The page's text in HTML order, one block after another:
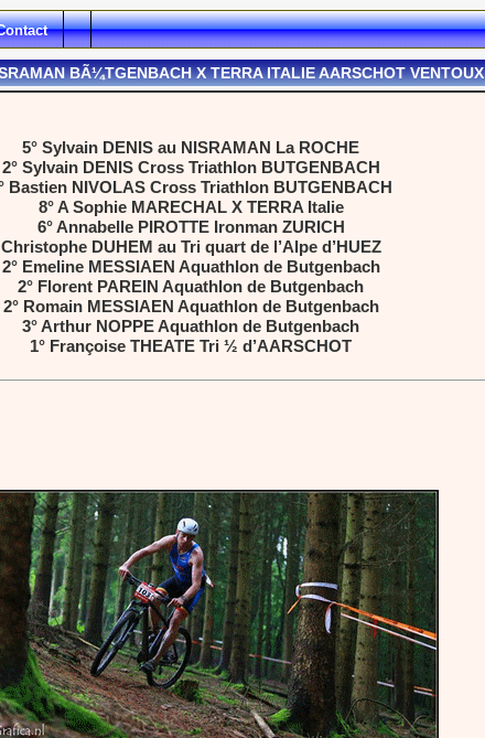
BÃ¼TGENBACH X TERRA ITALIE AARSCHOT VENTOUX
5° Sylvain DENIS au NISRAMAN La ROCHE
2° Sylvain DENIS Cross Triathlon BUTGENBACH
Bastien NIVOLAS Cross Triathlon BUTGENBACH
8° A Sophie MARECHAL X TERRA Italie
6° Annabelle PIROTTE Ironman ZURICH
Christophe DUHEM au Tri quart de l’Alpe d’HUEZ
2° Emeline MESSIAEN Aquathlon de Butgenbach
2° Florent PAREIN Aquathlon de Butgenbach
2° Romain MESSIAEN Aquathlon de Butgenbach
3° Arthur NOPPE Aquathlon de Butgenbach
1° Françoise THEATE Tri ½ d’AARSCHOT